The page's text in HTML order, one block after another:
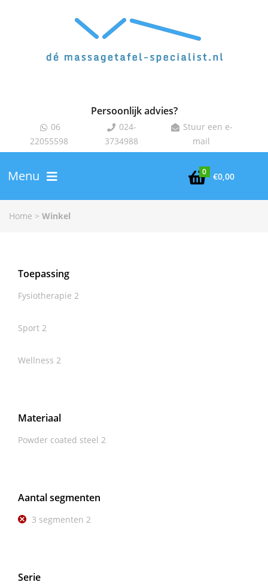
Persoonlijk advies?
 06
22055598
 024-
3734988
 Stuur een e-
mail

0 €0,00
Menu
Home > Winkel
Toepassing
Fysiotherapie 2
Sport 2
Wellness 2
Materiaal
Powder coated steel 2
Aantal segmenten
3 segmenten 2
Serie